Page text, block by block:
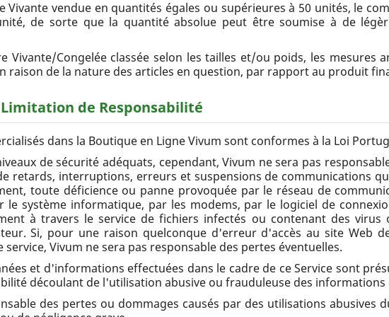
Vivante vendue en quantités égales ou supérieures à 50 unités, le
de sorte que la quantité absolue peut être soumise à de
Vivante/Congelée classée selon les tailles et/ou poids, les mesures
raison de la nature des articles en question, par rapport au produit
de Responsabilité
dans la Boutique en Ligne Vivum sont conformes à la Loi
de sécurité adéquats, cependant, Vivum ne sera pas
retards, interruptions, erreurs et suspensions de communications
toute déficience ou panne provoquée par le réseau de
le système informatique, par les modems, par le logiciel de
à travers le service de fichiers infectés ou contenant des
Si, pour une raison quelconque d'erreur d'accès au site Web
Vivum ne sera pas responsable des pertes éventuelles.
et d'informations effectuées dans le cadre de ce Service sont
découlant de l'utilisation abusive ou frauduleuse des informations
des pertes ou dommages causés par des utilisations abusives